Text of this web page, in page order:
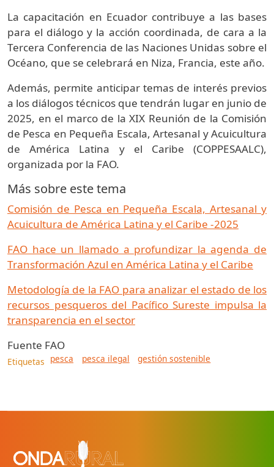
La capacitación en Ecuador contribuye a las bases
para el diálogo y la acción coordinada, de cara a la
Tercera Conferencia de las Naciones Unidas sobre el
Océano, que se celebrará en Niza, Francia, este año.
Además, permite anticipar temas de interés previos
a los diálogos técnicos que tendrán lugar en junio de
2025, en el marco de la XIX Reunión de la Comisión
de Pesca en Pequeña Escala, Artesanal y Acuicultura
de América Latina y el Caribe (COPPESAALC),
organizada por la FAO.
Más sobre este tema
Comisión de Pesca en Pequeña Escala, Artesanal y
Acuicultura de América Latina y el Caribe -2025
FAO hace un llamado a profundizar la agenda de
Transformación Azul en América Latina y el Caribe
Metodología de la FAO para analizar el estado de los
recursos pesqueros del Pacífico Sureste impulsa la
transparencia en el sector
Fuente FAO
Etiquetas pesca pesca ilegal gestión sostenible